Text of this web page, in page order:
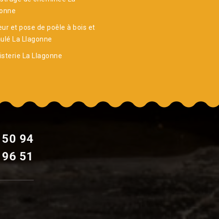
et pose de poêle à bois et
La Llagonne
La Llagonne
94
51